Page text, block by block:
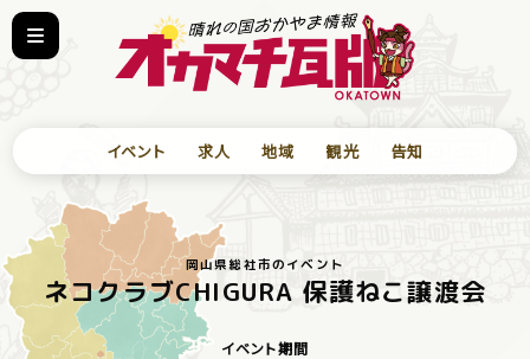
イベント 求人 地域 観光 告知
岡山県総社市のイベント
ネコクラブCHIGURA 保護ねこ譲渡会
イベント期間